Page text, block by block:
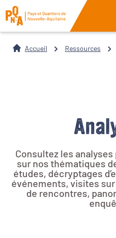
Accueil Ressources
Consultez les analyses
sur nos thématiques
études, décryptages
événements, visites
de rencontres,